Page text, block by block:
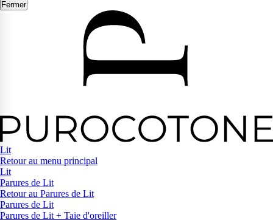
Fermer
Lit
Retour au menu principal
Lit
Parures de Lit
Retour au Parures de Lit
Parures de Lit
Parures de Lit + Taie d'oreiller